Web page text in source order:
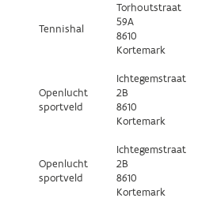
Tennishal
Torhoutstraat
59A
8610
Kortemark
Openlucht
sportveld
Ichtegemstraat
2B
8610
Kortemark
Openlucht
sportveld
Ichtegemstraat
2B
8610
Kortemark